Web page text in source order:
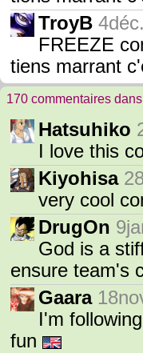
TroyB 4déc.
FREEZE
tiens marrant
170 commentaires
Hatsuhiko
I love this
Kiyohisa
very cool
DrugOn
God is a
ensure team's
Gaara
I'm
fun